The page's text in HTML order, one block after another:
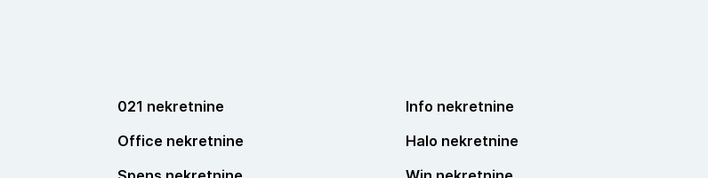
021 nekretnine
Info nekretnine
Office nekretnine
Halo nekretnine